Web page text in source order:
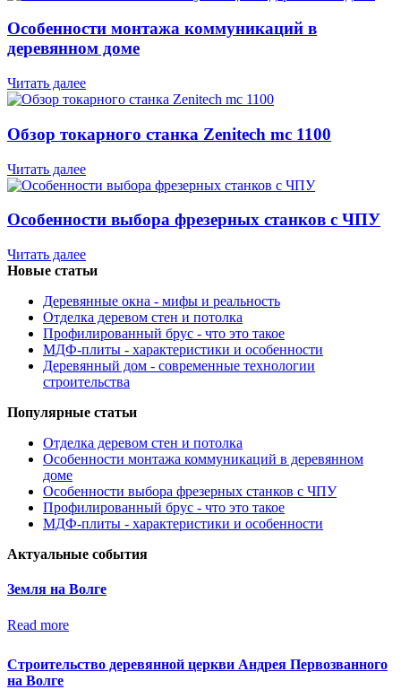
Особенности монтажа коммуникаций в
деревянном доме
Читать далее
Обзор токарного станка Zenitech mc 1100
Читать далее
Особенности выбора фрезерных станков с ЧПУ
Читать далее
Новые статьи
Деревянные окна - мифы и реальность
Отделка деревом стен и потолка
Профилированный брус - что это такое
МДФ-плиты - характеристики и особенности
Деревянный дом - современные технологии
строительства
Популярные статьи
Отделка деревом стен и потолка
Особенности монтажа коммуникаций в деревянном
доме
Особенности выбора фрезерных станков с ЧПУ
Профилированный брус - что это такое
МДФ-плиты - характеристики и особенности
Актуальные события
Земля на Волге
Read more
Строительство деревянной церкви Андрея Первозванного
на Волге